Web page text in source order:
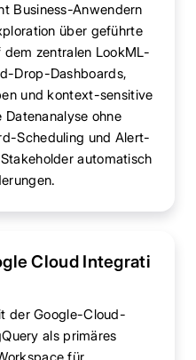
Business-Anwendern
über geführte
zentralen LookML-
Drop-Dashboards,
und kontext-sensitive
ohne
Scheduling und Alert-
automatisch
Cloud Integrati
der Google-Cloud-
als primäres